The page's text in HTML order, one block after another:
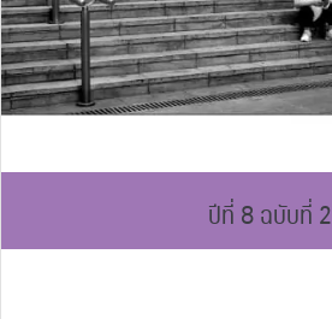
ปีที่ 8 ฉบับที่ 2